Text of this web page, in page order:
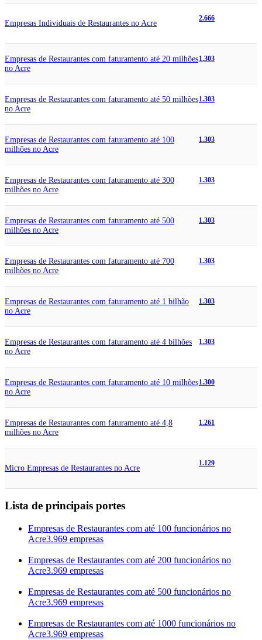
Empresas Individuais de Restaurantes no Acre
2.666
Empresas de Restaurantes com faturamento até 20 milhões
no Acre
1.303
Empresas de Restaurantes com faturamento até 50 milhões
no Acre
1.303
Empresas de Restaurantes com faturamento até 100
milhões no Acre
1.303
Empresas de Restaurantes com faturamento até 300
milhões no Acre
1.303
Empresas de Restaurantes com faturamento até 500
milhões no Acre
1.303
Empresas de Restaurantes com faturamento até 700
milhões no Acre
1.303
Empresas de Restaurantes com faturamento até 1 bilhão
no Acre
1.303
Empresas de Restaurantes com faturamento até 4 bilhões
no Acre
1.303
Empresas de Restaurantes com faturamento até 10 milhões
no Acre
1.300
Empresas de Restaurantes com faturamento até 4,8
milhões no Acre
1.261
Micro Empresas de Restaurantes no Acre
1.129
Lista de principais portes
Empresas de Restaurantes com até 100 funcionários no
Acre3.969 empresas
Empresas de Restaurantes com até 200 funcionários no
Acre3.969 empresas
Empresas de Restaurantes com até 500 funcionários no
Acre3.969 empresas
Empresas de Restaurantes com até 1000 funcionários no
Acre3.969 empresas